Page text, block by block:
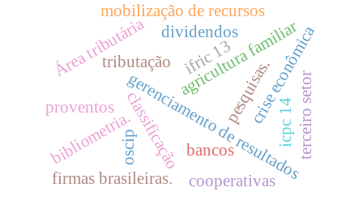
classificação
Área tributária
tributação
gerenciamento de resultados
firmas brasileiras.
agricultura familiar
bibliometria. bancos
crise econômica
pesquisas.
mobilização de recursos
terceiro setor
oscip
ifric 13
icpc 14
cooperativas
dividendos
proventos